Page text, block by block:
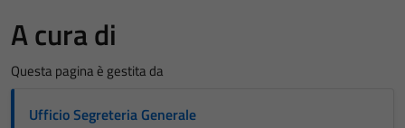
A cura di
Questa pagina è gestita da
Ufficio Segreteria Generale